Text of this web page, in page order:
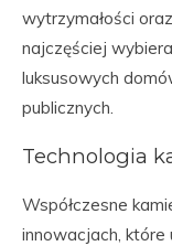
wytrzymałości
najczęściej
luksusowych
publicznych.
Technologia
Współczesne
innowacjach, które